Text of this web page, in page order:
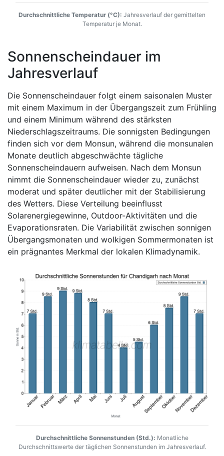
Durchschnittliche Temperatur (°C): Jahresverlauf der gemittelten
Temperatur je Monat.
Sonnenscheindauer im
Jahresverlauf
Die Sonnenscheindauer folgt einem saisonalen Muster
mit einem Maximum in der Übergangszeit zum Frühling
und einem Minimum während des stärksten
Niederschlagszeitraums. Die sonnigsten Bedingungen
finden sich vor dem Monsun, während die monsunalen
Monate deutlich abgeschwächte tägliche
Sonnenscheindauern aufweisen. Nach dem Monsun
nimmt die Sonnenscheindauer wieder zu, zunächst
moderat und später deutlicher mit der Stabilisierung
des Wetters. Diese Verteilung beeinflusst
Solarenergiegewinne, Outdoor-Aktivitäten und die
Evaporationsraten. Die Variabilität zwischen sonnigen
Übergangsmonaten und wolkigen Sommermonaten ist
ein prägnantes Merkmal der lokalen Klimadynamik.
Durchschnittliche Sonnenstunden (Std.): Monatliche
Durchschnittswerte der täglichen Sonnenstunden im Jahresverlauf.